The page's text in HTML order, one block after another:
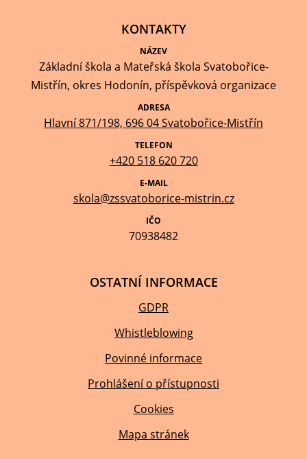
KONTAKTY
NÁZEV
Základní škola a Mateřská škola Svatobořice-
Mistřín, okres Hodonín, příspěvková organizace
ADRESA
Hlavní 871/198, 696 04 Svatobořice-Mistřín
TELEFON
+420 518 620 720
E-MAIL
skola@zssvatoborice-mistrin.cz
IČO
70938482
OSTATNÍ INFORMACE
GDPR
Whistleblowing
Povinné informace
Prohlášení o přístupnosti
Cookies
Mapa stránek